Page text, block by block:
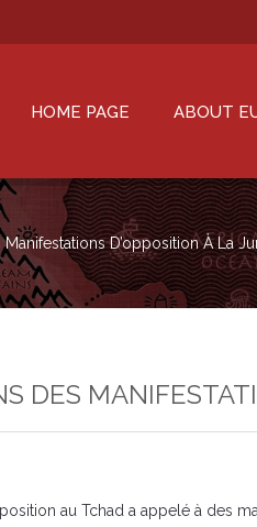
HOME PAGE ABOUT
D’opposition À La
DES
au Tchad a appelé à des